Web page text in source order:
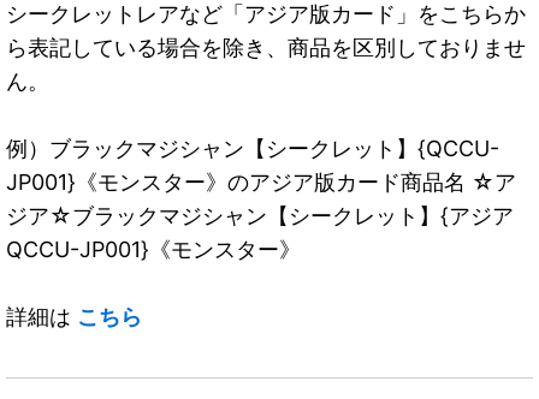
シークレットレアなど「アジア版カード」をこちらか
ら表記している場合を除き、商品を区別しておりませ
ん。
例）ブラックマジシャン【シークレット】{QCCU-
JP001}《モンスター》のアジア版カード商品名 ☆ア
ジア☆ブラックマジシャン【シークレット】{アジア
QCCU-JP001}《モンスター》
詳細は こちら